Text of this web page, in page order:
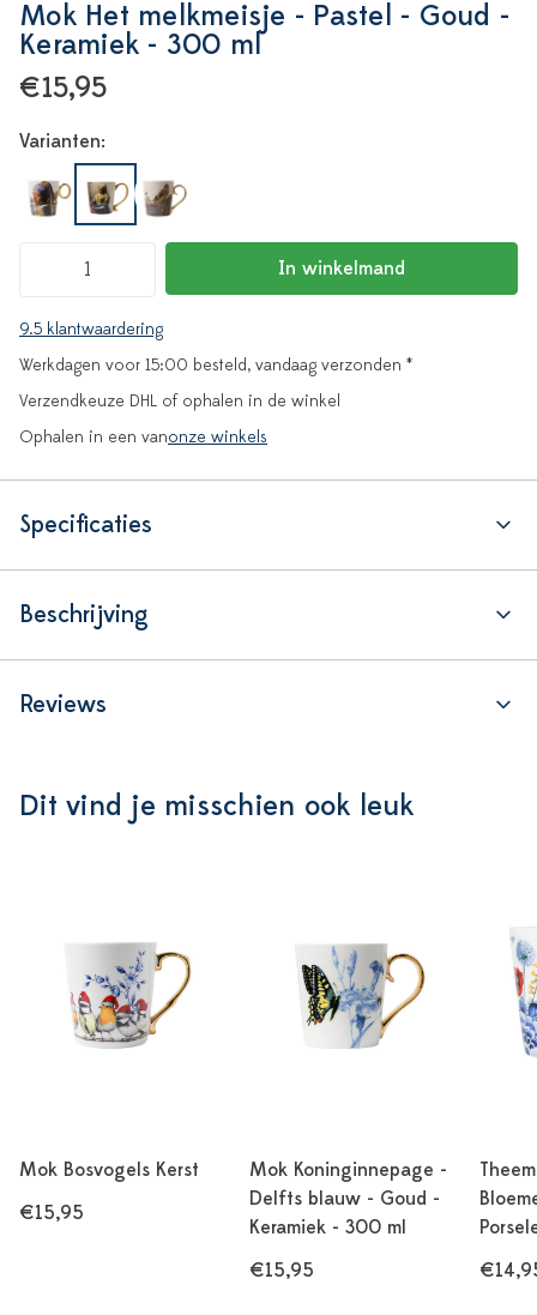
Mok Het melkmeisje - Pastel - Goud -
Keramiek - 300 ml
€15,95
Varianten:
In winkelmand
9.5 klantwaardering
Werkdagen voor 15:00 besteld, vandaag verzonden *
Verzendkeuze DHL of ophalen in de winkel
Ophalen in een vanonze winkels
Specificaties
Beschrijving
Reviews
Dit vind je misschien ook leuk
Mok Bosvogels Kerst
€15,95
Mok Koninginnepage -
Delfts blauw - Goud -
Keramiek - 300 ml
€15,95